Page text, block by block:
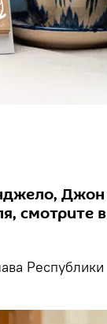
Джон
смотрите в
Республики